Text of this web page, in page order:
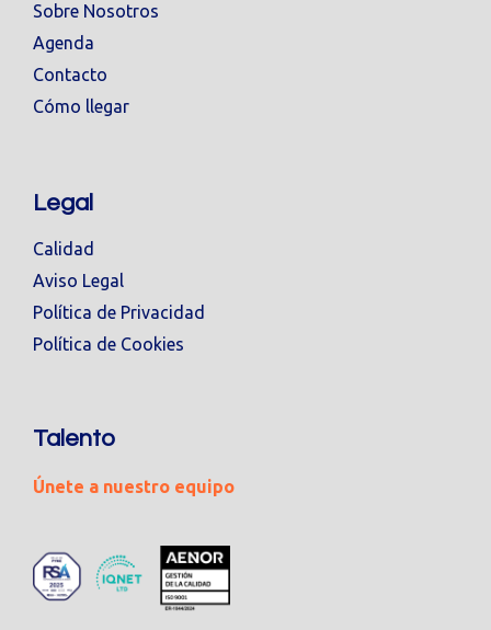
Sobre Nosotros
Agenda
Contacto
Cómo llegar
Legal
Calidad
Aviso Legal
Política de Privacidad
Política de Cookies
Talento
Únete a nuestro equipo